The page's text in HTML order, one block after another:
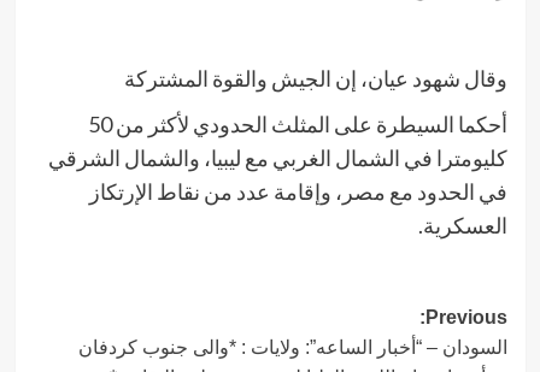
وقال شهود عيان، إن الجيش والقوة المشتركة
أحكما السيطرة على المثلث الحدودي لأكثر من 50
كليومترا في الشمال الغربي مع ليبيا، والشمال الشرقي
في الحدود مع مصر، وإقامة عدد من نقاط الإرتكاز
العسكرية.
Post
navigation
Previous:
السودان – “أخبار الساعه”: ولايات : *والى جنوب كردفان